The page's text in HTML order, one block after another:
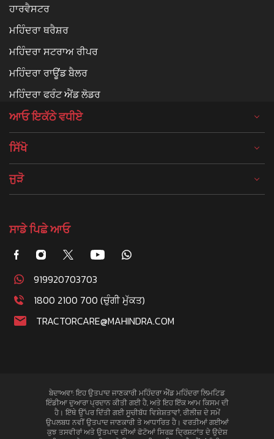
ਹਾਰਵੈਸਟਰ
ਮਹਿੰਦਰਾ ਥਰੈਸ਼ਰ
ਮਹਿੰਦਰਾ ਸਟਰਾਅ ਰੀਪਰ
ਮਹਿੰਦਰਾ ਰਾਊਂਡ ਬੈਲਰ
ਮਹਿੰਦਰਾ ਫਰੰਟ ਐਂਡ ਲੋਡਰ
ਆਓ ਇਕੱਠੇ ਵਧੀਏ
ਸਿੱਖੋ
ਜੁੜੋ
ਸਾਡੇ ਪਿਛੇ ਆਓ
919920703703
1800 2100 700 (ਚੁੰਗੀ ਮੁੱਕਤ)
TRACTORCARE@MAHINDRA.COM
ਬੇਦਾਅਵਾ: ਇਹ ਉਤਪਾਦ ਜਾਣਕਾਰੀ ਮਹਿੰਦਰਾ ਐਂਡ ਮਹਿੰਦਰਾ ਲਿਮਟਿਡ
ਇੰਡੀਆ ਦੁਆਰਾ ਪ੍ਰਦਾਨ ਕੀਤੀ ਗਈ ਹੈ, ਅਤੇ ਇਹ ਇੱਕ ਆਮ ਕਿਸਮ ਦੀ
ਹੈ। ਇੱਥੇ ਉੱਪਰ ਦਿੱਤੀ ਗਈ ਸੂਚੀਬੱਧ ਵਿਸ਼ੇਸ਼ਤਾਵਾਂ, ਰੀਲੀਜ਼ ਦੇ ਸਮੇਂ
ਉਪਲਬਧ ਨਵੀਂ ਉਤਪਾਦ ਜਾਣਕਾਰੀ ਤੇ ਆਧਾਰਿਤ ਹੈ। ਵਰਤੀਆਂ ਗਈਆਂ
ਕੁਝ ਤਸਵੀਰਾਂ ਅਤੇ ਉਤਪਾਦ ਦੀਆਂ ਫੋਟੋਆਂ ਸਿਰਫ਼ ਦ੍ਰਿਸ਼ਟਾਂਤ ਦੇ ਉਦੇਸ਼